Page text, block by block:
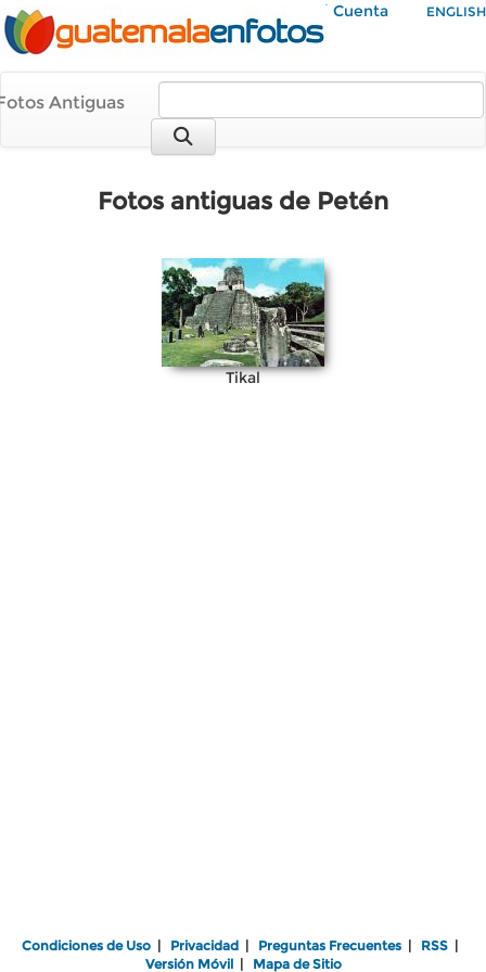
Mi Cuenta ENGLISH
Antiguas
Fotos antiguas de Petén
Tikal
Condiciones de Uso Privacidad Preguntas Frecuentes RSS
Versión Móvil| Mapa de Sitio